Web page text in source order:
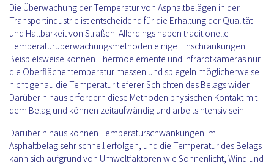
Die Überwachung der Temperatur von Asphaltbelägen in der
Transportindustrie ist entscheidend für die Erhaltung der Qualität
und Haltbarkeit von Straßen. Allerdings haben traditionelle
Temperaturüberwachungsmethoden einige Einschränkungen.
Beispielsweise können Thermoelemente und Infrarotkameras nur
die Oberflächentemperatur messen und spiegeln möglicherweise
nicht genau die Temperatur tieferer Schichten des Belags wider.
Darüber hinaus erfordern diese Methoden physischen Kontakt mit
dem Belag und können zeitaufwändig und arbeitsintensiv sein.
Darüber hinaus können Temperaturschwankungen im
Asphaltbelag sehr schnell erfolgen, und die Temperatur des Belags
kann sich aufgrund von Umweltfaktoren wie Sonnenlicht, Wind und